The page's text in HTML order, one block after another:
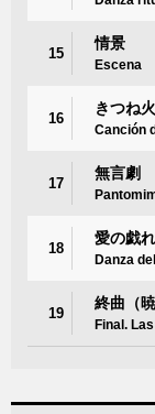
15
情景
Escena
16
きつね
Canción
17
無言劇
18
愛の戯
Danza
19
終曲（暁
Final.